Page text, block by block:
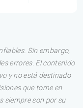
Sin embargo,
errores. El contenido
y no está destinado
que tome en
siempre son por su